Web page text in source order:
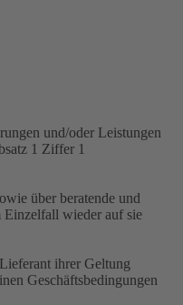
und/oder Leistungen
1 Ziffer 1
über beratende und
Einzelfall wieder auf sie
ihrer Geltung
Geschäftsbedingungen